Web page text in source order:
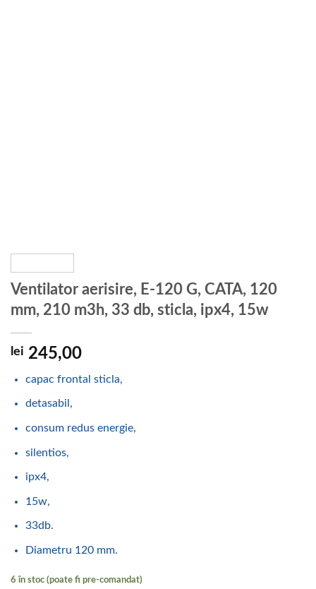
Ventilator aerisire, E-120 G, CATA, 120
mm, 210 m3h, 33 db, sticla, ipx4, 15w
lei 245,00
capac frontal sticla,
detasabil,
consum redus energie,
silentios,
ipx4,
15w,
33db.
Diametru 120 mm.
6 în stoc (poate fi pre-comandat)